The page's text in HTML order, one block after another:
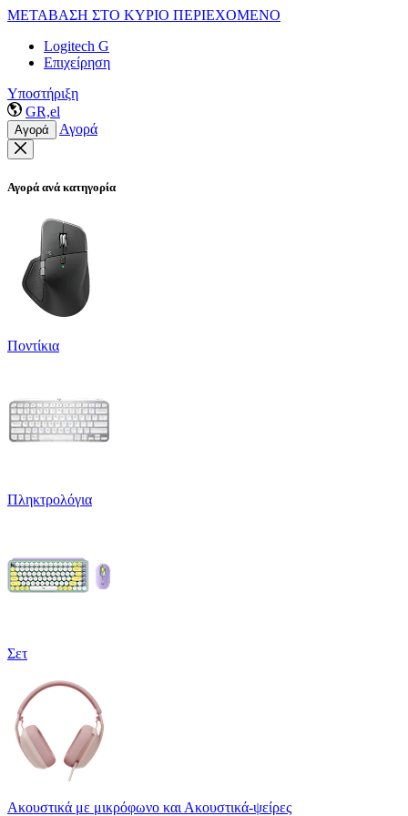
ΜΕΤΑΒΑΣΗ ΣΤΟ ΚΥΡΙΟ ΠΕΡΙΕΧΟΜΕΝΟ
Logitech G
Επιχείρηση
Υποστήριξη
GR,el
Αγορά Αγορά
Αγορά ανά κατηγορία
Ποντίκια
Πληκτρολόγια
Σετ
Ακουστικά με μικρόφωνο και Ακουστικά-ψείρες